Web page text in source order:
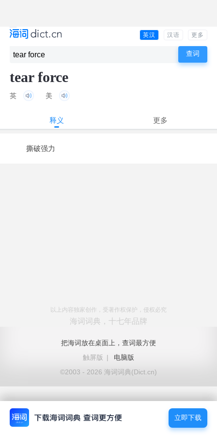
英汉 汉语 更多
tear force
英 美
释义 更多
撕破强力
以上内容独家创作，受著作权保护，侵权必究
海词词典，十七年品牌
把海词放在桌面上，查词最方便
触屏版
|
电脑版
©2003 - 2026 海词词典(Dict.cn)
立即下载
立即下载